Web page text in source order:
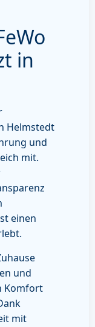
in
Helmstedt
und
mit.
einen
und
Komfort
mit